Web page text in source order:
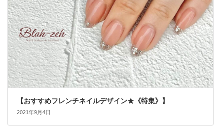
【おすすめフレンチネイルデザイン★《特集》】
2021年9月4日